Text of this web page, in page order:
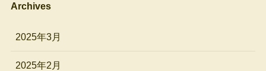
Archives
2025年3月
2025年2月